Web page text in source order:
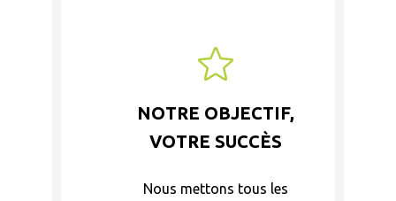
NOTRE OBJECTIF,
VOTRE SUCCÈS
Nous mettons tous les